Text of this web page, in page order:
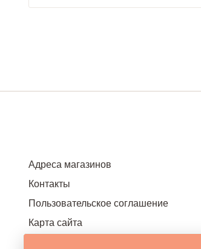
Адреса магазинов
Контакты
Пользовательское соглашение
Карта сайта